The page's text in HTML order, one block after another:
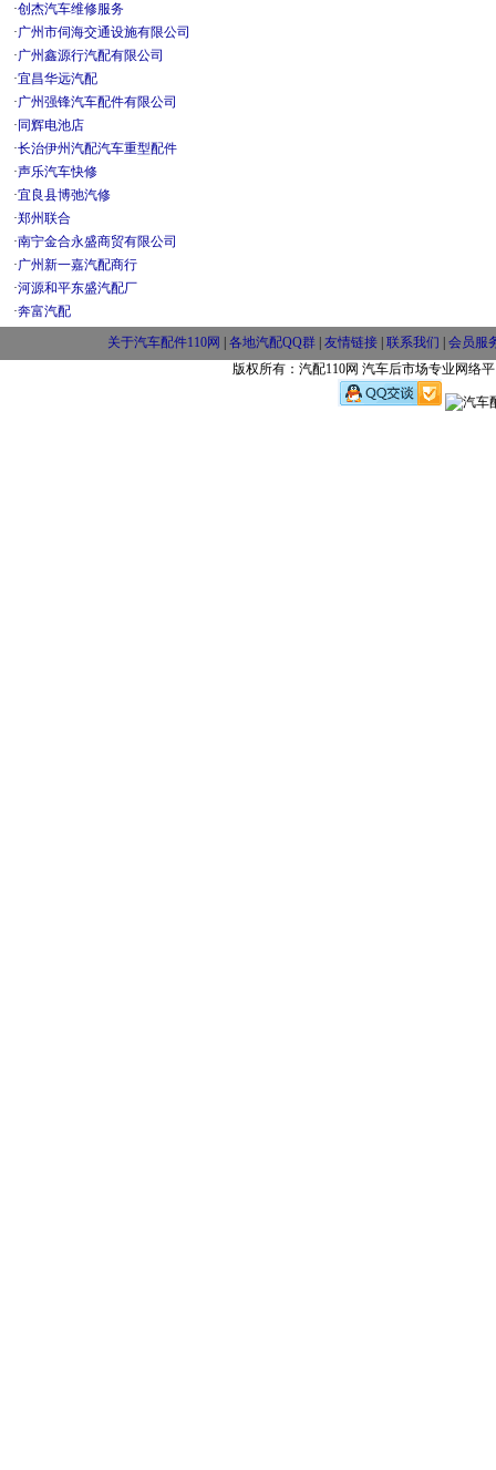
·创杰汽车维修服务
·广州市伺海交通设施有限公司
·广州鑫源行汽配有限公司
·宜昌华远汽配
·广州强锋汽车配件有限公司
· 同辉电池店
·长治伊州汽配汽车重型配件
·声乐汽车快修
·宜良县博弛汽修
·郑州联合
·南宁金合永盛商贸有限公司
·广州新一嘉汽配商行
·河源和平东盛汽配厂
·奔富汽配
关于汽车配件110网 各地汽配QQ群 友情链接 联系我们
会员服
版权所有：汽配110网 汽车后市场专业网络